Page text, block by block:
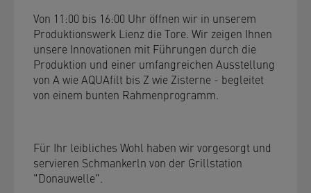
Von 11:00 bis 16:00 Uhr öffnen wir in unserem
Produktionswerk Lienz die Tore. Wir zeigen Ihnen
unsere Innovationen mit Führungen durch die
Produktion und einer umfangreichen Ausstellung
von A wie AQUAfilt bis Z wie Zisterne - begleitet
von einem bunten Rahmenprogramm.
Für Ihr leibliches Wohl haben wir vorgesorgt und
servieren Schmankerln von der Grillstation
"Donauwelle".